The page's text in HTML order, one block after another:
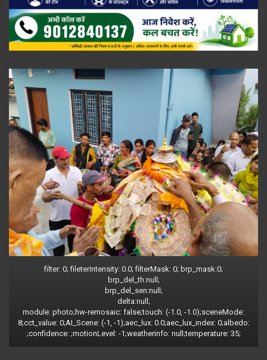
filter: 0; fileterIntensity: 0.0; filterMask: 0; brp_mask:0;
brp_del_th:null;
brp_del_sen:null;
delta:null;
module: photo;hw-remosaic: false;touch: (-1.0, -1.0);sceneMode:
8;cct_value: 0;AI_Scene: (-1, -1);aec_lux: 0.0;aec_lux_index: 0;albedo:
;confidence: ;motionLevel: -1;weatherinfo: null;temperature: 35;